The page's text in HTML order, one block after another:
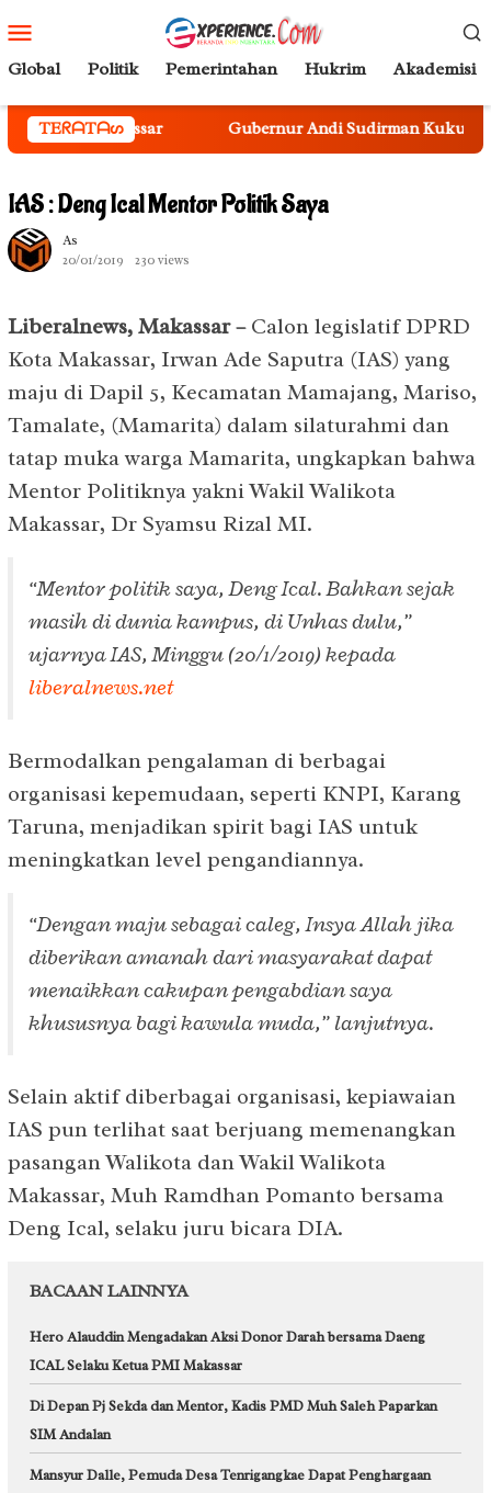
ke
kontenMobile
Global Politik Pemerintahan Hukrim Akademisi
TEᖇᗩTᗩᔕGubernur Andi Sudirman Kukuhkan Sekda Sulsel
IAS : Deng Ical Mentor Politik Saya
As
20/01/2019
230 views
Liberalnews, Makassar –Calon legislatif DPRD
Kota Makassar, Irwan Ade Saputra (IAS) yang
maju di Dapil 5, Kecamatan Mamajang, Mariso,
Tamalate, (Mamarita) dalam silaturahmi dan
tatap muka warga Mamarita, ungkapkan bahwa
Mentor Politiknya yakni Wakil Walikota
Makassar, Dr Syamsu Rizal MI.
“Mentor politik saya, Deng Ical. Bahkan sejak
masih di dunia kampus, di Unhas dulu,”
ujarnya IAS, Minggu (20/1/2019) kepada
liberalnews.net
Bermodalkan pengalaman di berbagai
organisasi kepemudaan, seperti KNPI, Karang
Taruna, menjadikan spirit bagi IAS untuk
meningkatkan level pengandiannya.
“Dengan maju sebagai caleg, Insya Allah jika
diberikan amanah dari masyarakat dapat
menaikkan cakupan pengabdian saya
khususnya bagi kawula muda,” lanjutnya.
Selain aktif diberbagai organisasi, kepiawaian
IAS pun terlihat saat berjuang memenangkan
pasangan Walikota dan Wakil Walikota
Makassar, Muh Ramdhan Pomanto bersama
Deng Ical, selaku juru bicara DIA.
BACAAN LAINNYA
Hero Alauddin Mengadakan Aksi Donor Darah bersama Daeng
ICAL Selaku Ketua PMI Makassar
Di Depan Pj Sekda dan Mentor, Kadis PMD Muh Saleh Paparkan
SIM Andalan
Mansyur Dalle, Pemuda Desa Tenrigangkae Dapat Penghargaan